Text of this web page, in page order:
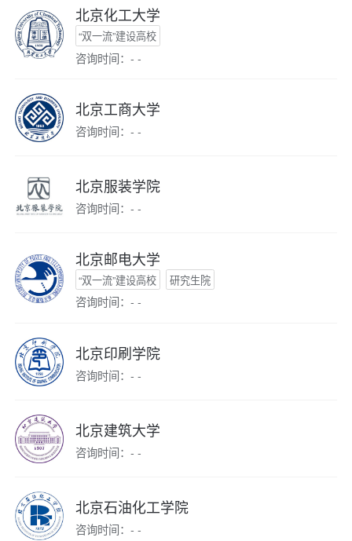
北京化工大学
“双一流”建设高校
咨询时间：- -
北京工商大学
咨询时间：- -
北京服装学院
咨询时间：- -
北京邮电大学
“双一流”建设高校 研究生院
咨询时间：- -
北京印刷学院
咨询时间：- -
北京建筑大学
咨询时间：- -
北京石油化工学院
咨询时间：- -